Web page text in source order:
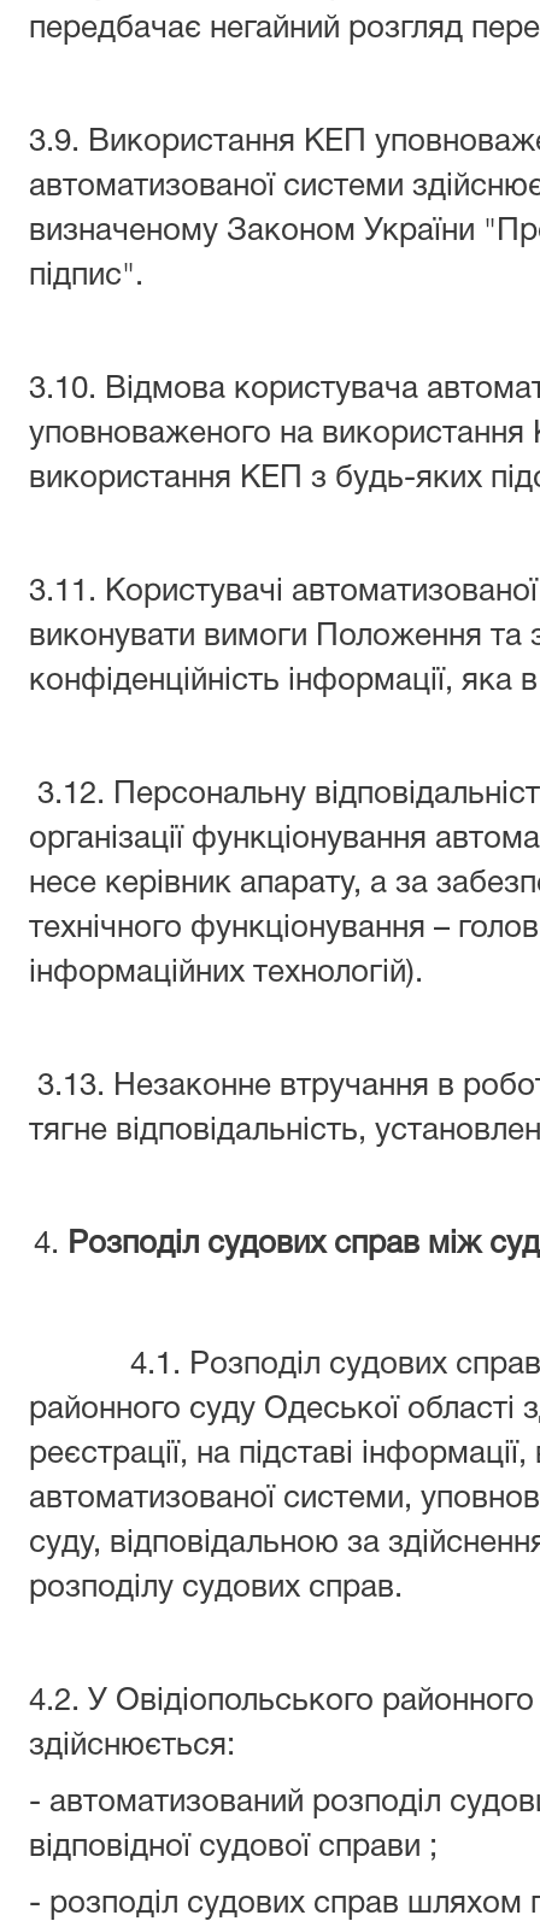
передбачає негайний розгляд
3.9. Використання КЕП
автоматизованої системи
визначеному Законом України
підпис".
3.10. Відмова користувача
уповноваженого на використання
використання КЕП з будь-яких
3.11. Користувачі
виконувати вимоги Положення та
конфіденційність інформації, яка
3.12. Персональну
організації функціонування
несе керівник апарату, а за
технічного функціонування –
інформаційних технологій).
3.13. Незаконне втручання в
тягне відповідальність,
Розподіл судових справ між
4.1. Розподіл судових справ у
районного суду Одеської області
реєстрації, на підставі
автоматизованої системи,
суду, відповідальною за
розподілу судових справ.
4.2. У Овідіопольського
здійснюється:
- автоматизований розподіл
відповідної судової справи ;
- розподіл судових справ шляхом